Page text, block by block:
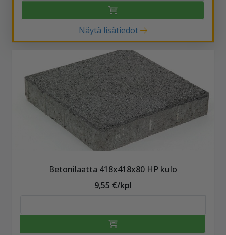
Näytä lisätiedot
Betonilaatta 418x418x80 HP kulo
9,55 €/kpl